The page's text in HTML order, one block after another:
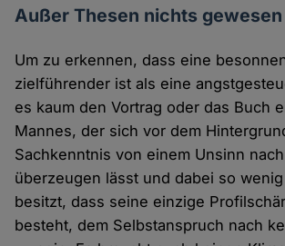
Außer Thesen nichts gewesen
Um zu erkennen, dass eine
zielführender ist als eine
es kaum den Vortrag oder das Buch
Mannes, der sich vor dem
Sachkenntnis von einem Unsinn
überzeugen lässt und dabei so
besitzt, dass seine einzige
besteht, dem Selbstanspruch nach